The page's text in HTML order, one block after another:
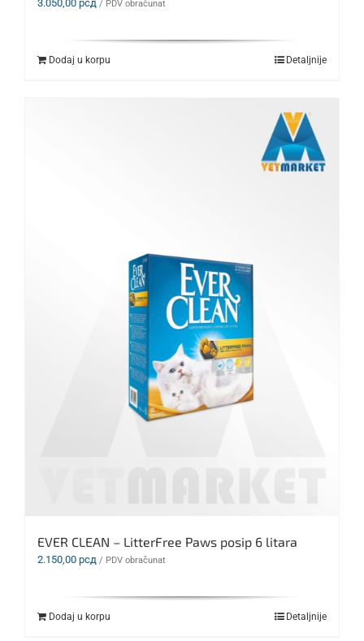
3.050,00 рсд / PDV obračunat
Dodaj u korpu Detaljnije
EVER CLEAN – LitterFree Paws posip 6 litara
2.150,00 рсд / PDV obračunat
Dodaj u korpu Detaljnije